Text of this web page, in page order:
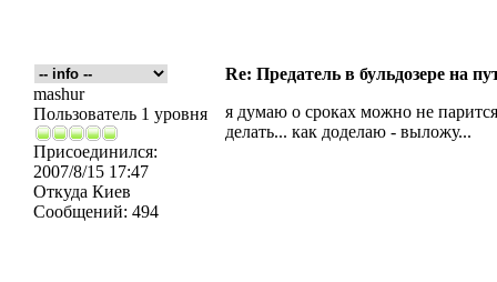
Re: Предатель в бульдозере на
mashur
Пользователь 1 уровня
Присоединился:
2007/8/15 17:47
Откуда Киев
Сообщений: 494
я думаю о сроках можно не
делать... как доделаю - выложу...